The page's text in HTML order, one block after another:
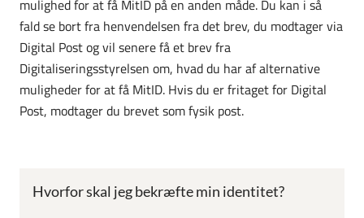
mulighed for at få MitID på en anden måde. Du kan i så
fald se bort fra henvendelsen fra det brev, du modtager via
Digital Post og vil senere få et brev fra
Digitaliseringsstyrelsen om, hvad du har af alternative
muligheder for at få MitID. Hvis du er fritaget for Digital
Post, modtager du brevet som fysik post.
Hvorfor skal jeg bekræfte min identitet?